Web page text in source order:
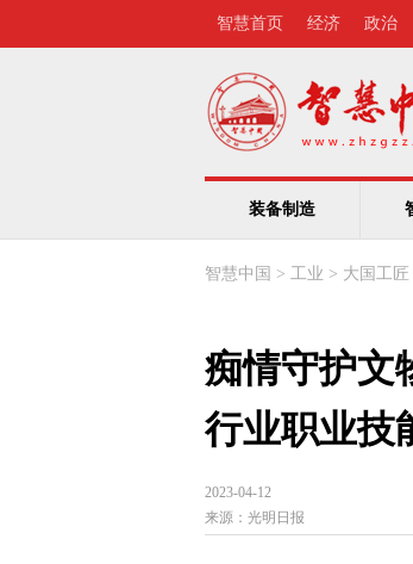
智慧首页 经济 政治
装备制造
智慧中国 > 工业 > 大国工匠
痴情守护
行业职业技
2023-04-12
来源： 光明日报